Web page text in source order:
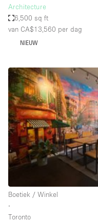
Kenmerken ruimte
Animals Friendly
Audio- en
Auto display
Badkamer
Bar
Begane grond
Beveiligingssysteem
Concierge
Architecture
6,500 sq ft
van CA$13,560 per dag
NIEUW
Boetiek / Winkel
∙
Toronto